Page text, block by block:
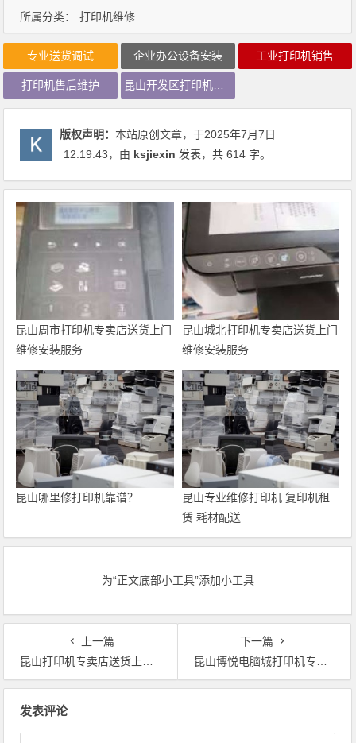
所属分类： 打印机维修
专业送货调试 企业办公设备安装 工业打印机销售
打印机售后维护 昆山开发区打印机专卖
版权声明：本站原创文章，于2025年7月7日
12:19:43，由 ksjiexin 发表，共 614 字。
昆山周市打印机专卖店送货上门
维修安装服务
昆山城北打印机专卖店送货上门
维修安装服务
昆山哪里修打印机靠谱？
昆山专业维修打印机 复印机租
赁 耗材配送
为“正文底部小工具”添加小工具
上一篇
昆山打印机专卖店送货上门安装服务
下一篇
昆山博悦电脑城打印机专卖店送货上门安装服务
发表评论